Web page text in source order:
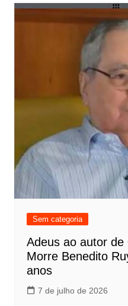
Sem categoria
Adeus ao autor de
Morre Benedito
anos
7 de julho de 2026